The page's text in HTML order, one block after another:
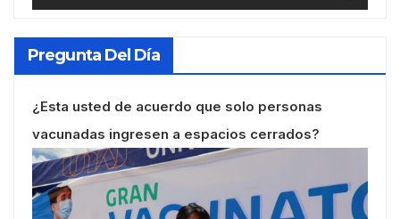
Pregunta Del Día
¿Esta usted de acuerdo que solo personas
vacunadas ingresen a espacios cerrados?